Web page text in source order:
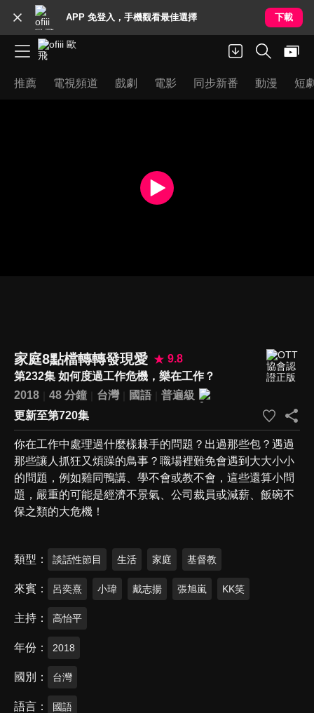
APP 免登入，手機觀看最佳選擇 下載
推薦 電視頻道 戲劇 電影 同步新番 動漫 短
家庭8點檔轉轉發現愛
9.8
第232集 如何度過工作危機，樂在工作？
2018
48 分鐘 台灣 國語
普遍級
更新至第720集
你在工作中處理過什麼樣棘手的問題？出過那些包？遇過
那些讓人抓狂又煩躁的鳥事？職場裡難免會遇到大大小小
的問題，例如雞同鴨講、學不會或教不會，這些還算小問
題，嚴重的可能是經濟不景氣、公司裁員或減薪、飯碗不
保之類的大危機！
類型 談話性節目 生活 家庭 基督教
來賓 呂奕熹 小瑋 戴志揚 張旭嵐 KK笑
主持 高怡平
年份 2018
國別 台灣
語言 國語